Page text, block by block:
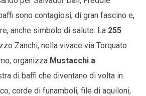
sono contagiosi, di gran fascino e,
anche simbolo di salute. La 255
Zanchi, nella vivace via Torquato
organizza Mustacchi a
di baffi che diventano di volta in
corde di funamboli, file di aquiloni,